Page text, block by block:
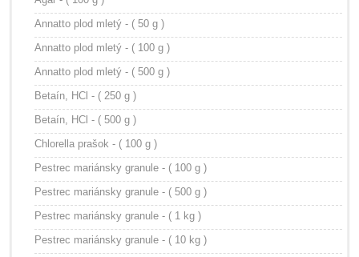
Annatto plod mletý - ( 50 g )
Annatto plod mletý - ( 100 g )
Annatto plod mletý - ( 500 g )
Betaín, HCl - ( 250 g )
Betaín, HCl - ( 500 g )
Chlorella prašok - ( 100 g )
Pestrec mariánsky granule - ( 100 g )
Pestrec mariánsky granule - ( 500 g )
Pestrec mariánsky granule - ( 1 kg )
Pestrec mariánsky granule - ( 10 kg )